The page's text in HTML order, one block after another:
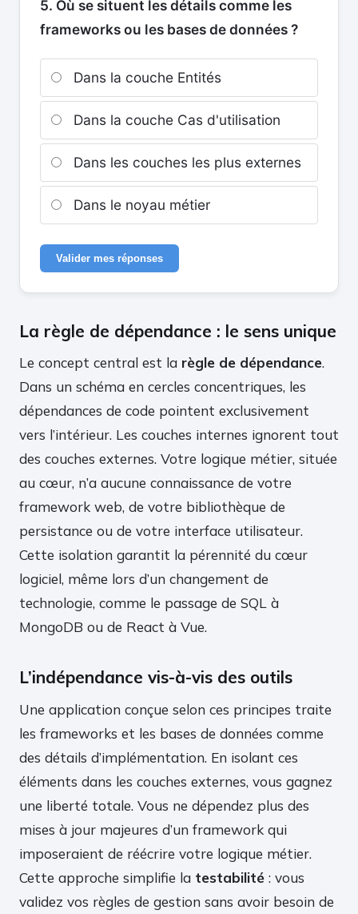
5. Où se situent les détails comme les
frameworks ou les bases de données ?
Dans la couche Entités
Dans la couche Cas d'utilisation
Dans les couches les plus externes
Dans le noyau métier
Valider mes réponses
La règle de dépendance : le sens unique
Le concept central est la règle de dépendance.
Dans un schéma en cercles concentriques, les
dépendances de code pointent exclusivement
vers l’intérieur. Les couches internes ignorent tout
des couches externes. Votre logique métier, située
au cœur, n’a aucune connaissance de votre
framework web, de votre bibliothèque de
persistance ou de votre interface utilisateur.
Cette isolation garantit la pérennité du cœur
logiciel, même lors d’un changement de
technologie, comme le passage de SQL à
MongoDB ou de React à Vue.
L’indépendance vis-à-vis des outils
Une application conçue selon ces principes traite
les frameworks et les bases de données comme
des détails d’implémentation. En isolant ces
éléments dans les couches externes, vous gagnez
une liberté totale. Vous ne dépendez plus des
mises à jour majeures d’un framework qui
imposeraient de réécrire votre logique métier.
Cette approche simplifie la testabilité : vous
validez vos règles de gestion sans avoir besoin de